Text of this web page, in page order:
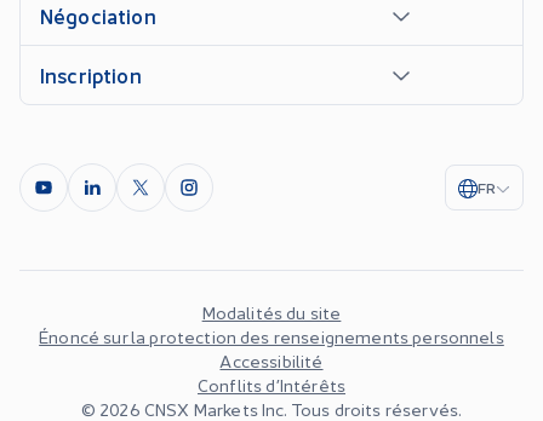
Négociation
Inscription
FR
© 2026 CNSX Markets Inc. Tous droits réservés.
Modalités du site
Énoncé sur la protection des renseignements personnels
Accessibilité
Conflits d’Intérêts